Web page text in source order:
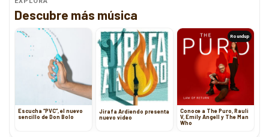
Descubre más música
Escucha “PVC”, el nuevo
sencillo de Don Bolo
Jirafa Ardiendo presenta
nuevo video
Roundup
Conoce a The Puro, Rauli
V, Emily Angell y The Man
Who